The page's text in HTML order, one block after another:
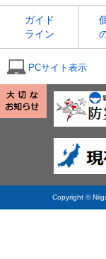
ガイド
ライン
PCサイト表示
Copyright ©